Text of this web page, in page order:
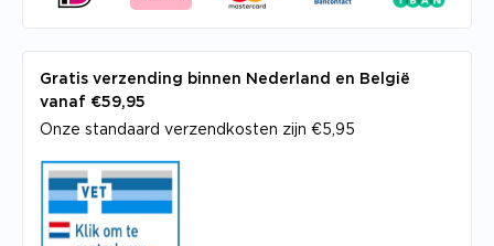
Gratis verzending binnen Nederland en België
vanaf €59,95
Onze standaard verzendkosten zijn €5,95